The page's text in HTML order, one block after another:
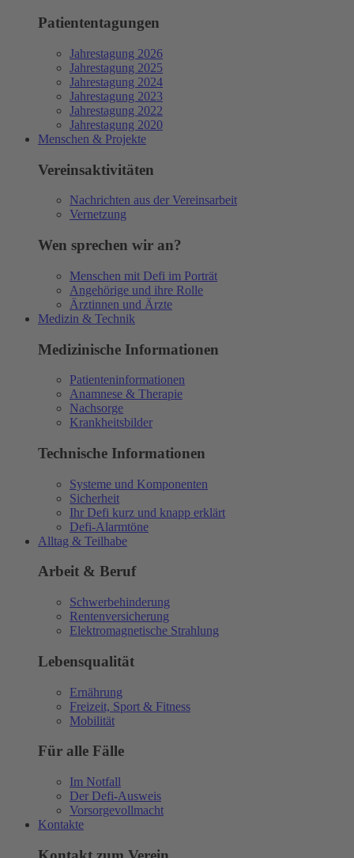
Patiententagungen
Jahrestagung 2026
Jahrestagung 2025
Jahrestagung 2024
Jahrestagung 2023
Jahrestagung 2022
Jahrestagung 2020
Menschen & Projekte
Vereinsaktivitäten
Nachrichten aus der Vereinsarbeit
Vernetzung
Wen sprechen wir an?
Menschen mit Defi im Porträt
Angehörige und ihre Rolle
Ärztinnen und Ärzte
Medizin & Technik
Medizinische Informationen
Patienteninformationen
Anamnese & Therapie
Nachsorge
Krankheitsbilder
Technische Informationen
Systeme und Komponenten
Sicherheit
Ihr Defi kurz und knapp erklärt
Defi-Alarmtöne
Alltag & Teilhabe
Arbeit & Beruf
Schwerbehinderung
Rentenversicherung
Elektromagnetische Strahlung
Lebensqualität
Ernährung
Freizeit, Sport & Fitness
Mobilität
Für alle Fälle
Im Notfall
Der Defi-Ausweis
Vorsorgevollmacht
Kontakte